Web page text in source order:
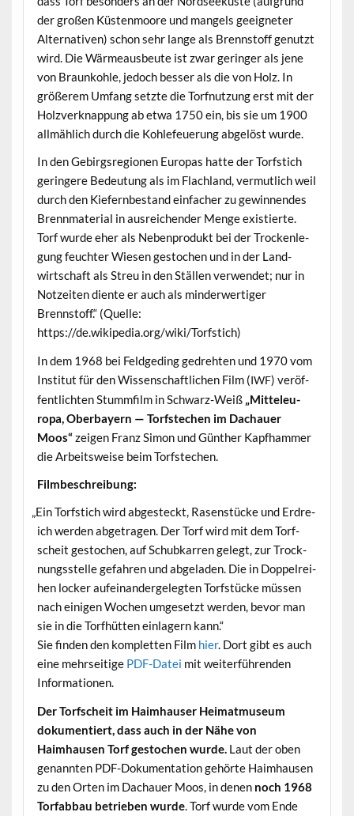
der großen Küsten­moore und man­gels geeigneter
Alter­na­tiv­en) schon sehr lange als Brennstoff genutzt
wird. Die Wärmeaus­beute ist zwar geringer als jene
von Braunkohle, jedoch bess­er als die von Holz. In
größerem Umfang set­zte die Torfnutzung erst mit der
Holzverk­nap­pung ab etwa 1750 ein, bis sie um 1900
allmäh­lich durch die Kohle­feuerung abgelöst wurde.
In den Gebirgsre­gio­nen Europas hat­te der Torf­s­tich
gerin­gere Bedeu­tung als im Flach­land, ver­mut­lich weil
durch den Kiefernbe­stand ein­fach­er zu gewin­nen­des
Bren­n­ma­te­r­i­al in aus­re­ichen­der Menge existierte.
Torf wurde eher als Neben­pro­dukt bei der Trock­en­le­
gung feuchter Wiesen gestochen und in der Land­
wirtschaft als Streu in den Ställen ver­wen­det; nur in
Notzeit­en diente er auch als min­der­w­er­tiger
Brennstoff.“ (Quelle:
https://de.wikipedia.org/wiki/Torfstich)
In dem 1968 bei Feldged­ing gedreht­en und 1970 vom
Insti­tut für den Wis­senschaftlichen Film (IWF) veröf­
fentlicht­en Stumm­film in Schwarz-Weiß „Mit­teleu­
ropa, Ober­bay­ern — Torf­stechen im Dachauer
Moos“zeigen Franz Simon und Gün­ther Kapfham­mer
die Arbeitsweise beim Torfstechen.
Filmbeschrei­bung:
„Ein Torf­s­tich wird abgesteckt, Rasen­stücke und Erdre­
ich wer­den abge­tra­gen. Der Torf wird mit dem Torf­
scheit gestochen, auf Schubkar­ren gelegt, zur Trock­
nungsstelle gefahren und abge­laden. Die in Dop­pel­rei­
hen lock­er aufeinan­dergelegten Torf­stücke müssen
nach eini­gen Wochen umge­set­zt wer­den, bevor man
sie in die Torfhüt­ten ein­lagern kann.“
Sie find­en den kom­plet­ten Film hier. Dort gibt es auch
eine mehr­seit­ige PDF-Datei mit weit­er­führen­den
Informationen.
Der Torf­scheit im Haimhauser Heimat­mu­se­um
doku­men­tiert, dass auch in der Nähe von
Haimhausen Torf gestochen wurde.Laut der oben
genan­nten PDF-Doku­men­ta­tion gehörte Haimhausen
zu den Orten im Dachauer Moos, in denen noch 1968
Tor­fab­bau betrieben wurde. Torf wurde vom Ende